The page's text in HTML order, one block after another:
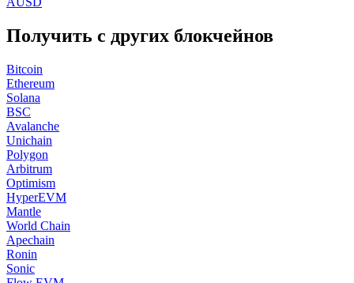
Получить с других блокчейнов
Bitcoin
Ethereum
Solana
BSC
Avalanche
Unichain
Polygon
Arbitrum
Optimism
HyperEVM
Mantle
World Chain
Apechain
Ronin
Sonic